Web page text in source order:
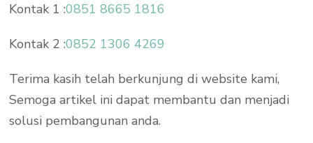
Kontak 1 :0851 8665 1816
Kontak 2 :0852 1306 4269
Terima kasih telah berkunjung di website kami,
Semoga artikel ini dapat membantu dan menjadi
solusi pembangunan anda.